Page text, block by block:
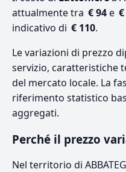
attualmente tra € 94e
indicativo di € 110.
Le variazioni di prezzo
servizio, caratteristiche
del mercato locale. La
riferimento statistico
aggregati.
Perché il prezzo
Nel territorio di